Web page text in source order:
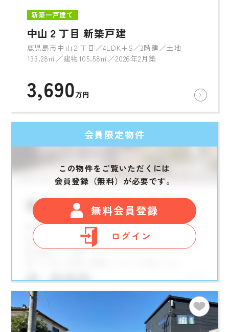
新築一戸建て
中山２丁目 新築戸建
鹿児島市中山２丁目／4LDK+S／2階建／土地
133.28㎡／建物105.58㎡／2026年2月築
3,690万円
会員限定物件
この物件をご覧いただくには
会員登録（無料）が必要です。
無料会員登録
ログイン